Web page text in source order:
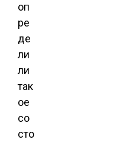
оп
ре
де
ли
ли
так
ое
со
сто